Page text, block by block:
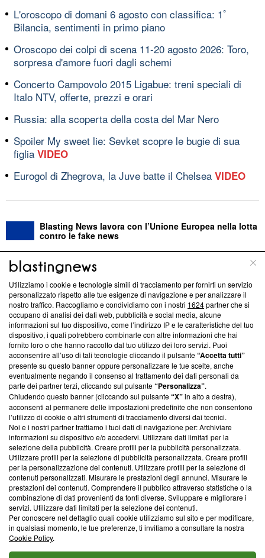
L'oroscopo di domani 6 agosto con classifica: 1ﾟ
Bilancia, sentimenti in primo piano
Oroscopo dei colpi di scena 11-20 agosto 2026: Toro,
sorpresa d'amore fuori dagli schemi
Concerto Campovolo 2015 Ligabue: treni speciali di
Italo NTV, offerte, prezzi e orari
Russia: alla scoperta della costa del Mar Nero
Spoiler My sweet lie: Sevket scopre le bugie di sua
figlia VIDEO
Eurogol di Zhegrova, la Juve batte il Chelsea VIDEO
Blasting News lavora con l’Unione Europea nella lotta
contro le fake news
ABOUT LINEA EDITORIALE
Questa sezione offre informazioni trasparenti su Blasting
News, sui nostri processi editoriali e su come ci impegniamo a
creare news di qualità. Inoltre, afferma la nostra aderenza a
‘Trust Project - News with Integrity’Blasting News non è
ancora membro del programma, ma ha richiesto di farne
parte; Trust Project non ha ancora effettuato una verifica di
conformità agli standard.
Su di noi
Team editoriale
Corporate
Redazione
Informativa Privacy
Cookie Policy
Blasting SA, IDI CHE-247.845.224, Via Carlo Frasca, 3 - 6900
Lugano (Svizzera) Tel:+39 0690258937
© 2026 Blasting News
Utilizziamo i cookie e tecnologie simili di tracciamento per fornirti un servizio
personalizzato rispetto alle tue esigenze di navigazione e per analizzare il
nostro traffico. Raccogliamo e condividiamo con i nostri 1624partner che si
occupano di analisi dei dati web, pubblicità e social media, alcune
informazioni sul tuo dispositivo, come l’indirizzo IP e le caratteristiche del tuo
dispositivo, i quali potrebbero combinarle con altre informazioni che hai
fornito loro o che hanno raccolto dal tuo utilizzo dei loro servizi. Puoi
acconsentire all’uso di tali tecnologie cliccando il pulsante“Accetta tutti”
presente su questo banner oppure personalizzare le tue scelte, anche
eventualmente negando il consenso al trattamento dei dati personali da
parte dei partner terzi, cliccando sul pulsante“Personalizza”.
Chiudendo questo banner (cliccando sul pulsante“X”in alto a destra),
acconsenti al permanere delle impostazioni predefinite che non consentono
l’utilizzo di cookie o altri strumenti di tracciamento diversi dai tecnici.
Noi e i nostri partner trattiamo i tuoi dati di navigazione per: Archiviare
informazioni su dispositivo e/o accedervi. Utilizzare dati limitati per la
selezione della pubblicità. Creare profili per la pubblicità personalizzata.
Utilizzare profili per la selezione di pubblicità personalizzata. Creare profili
per la personalizzazione dei contenuti. Utilizzare profili per la selezione di
contenuti personalizzati. Misurare le prestazioni degli annunci. Misurare le
prestazioni dei contenuti. Comprendere il pubblico attraverso statistiche o la
combinazione di dati provenienti da fonti diverse. Sviluppare e migliorare i
servizi. Utilizzare dati limitati per la selezione dei contenuti.
Per conoscere nel dettaglio quali cookie utilizziamo sul sito e per modificare,
in qualsiasi momento, le tue preferenze, ti invitiamo a consultare la nostra
Cookie Policy.